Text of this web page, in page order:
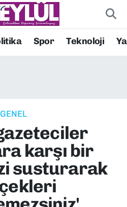
Spor Teknoloji
GENEL
karşı bir
susturarak
ve Fikstür